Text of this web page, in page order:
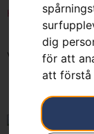
dig
för att
att förstå
Hem Balance
Visar alla 6